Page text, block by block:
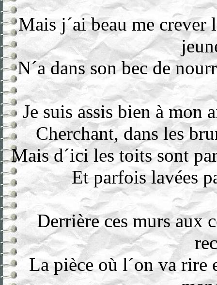
Mais j´ai beau me crever
N´a dans son bec de
Je suis assis bien à mon
Cherchant, dans les
Mais d´ici les toits sont
Et parfois lavées
Derrière ces murs aux
La pièce où l´on va rire